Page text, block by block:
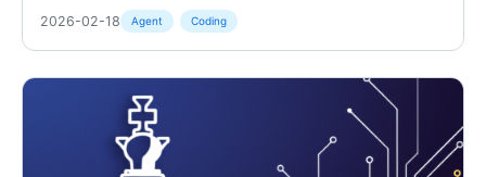
2026-02-18 Agent Coding